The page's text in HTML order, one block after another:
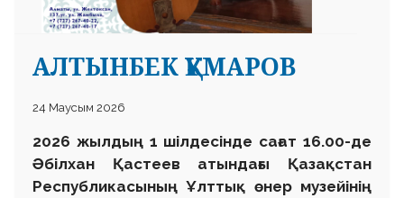
АЛТЫНБЕК ҚҰМАРОВ
24 Маусым 2026
2026 жылдың 1 шілдесінде сағат 16.00-де
Әбілхан Қастеев атындағы Қазақстан
Республикасының Ұлттық өнер музейінің